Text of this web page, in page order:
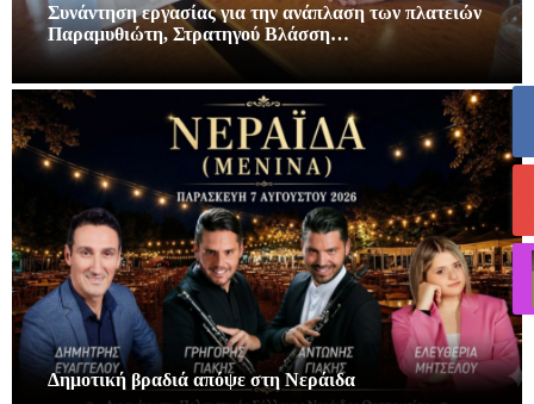
Συνάντηση εργασίας για την ανάπλαση των πλατειών
Παραμυθιώτη, Στρατηγού Βλάσση…
Δημοτική βραδιά απόψε στη Νεράιδα